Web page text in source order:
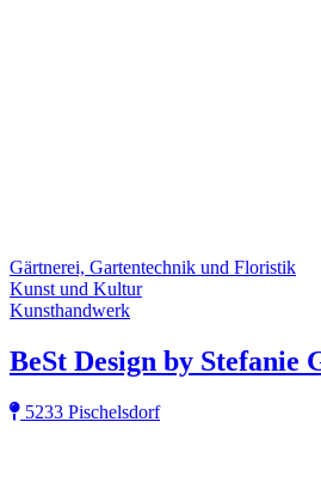
Gärtnerei, Gartentechnik und Floristik
Kunst und Kultur
Kunsthandwerk
BeSt Design by Stefanie
5233 Pischelsdorf